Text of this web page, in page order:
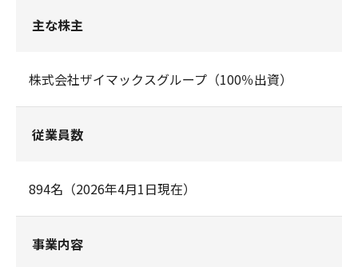
主な株主
株式会社ザイマックスグループ（100％出資）
従業員数
894名（2026年4月1日現在）
事業内容